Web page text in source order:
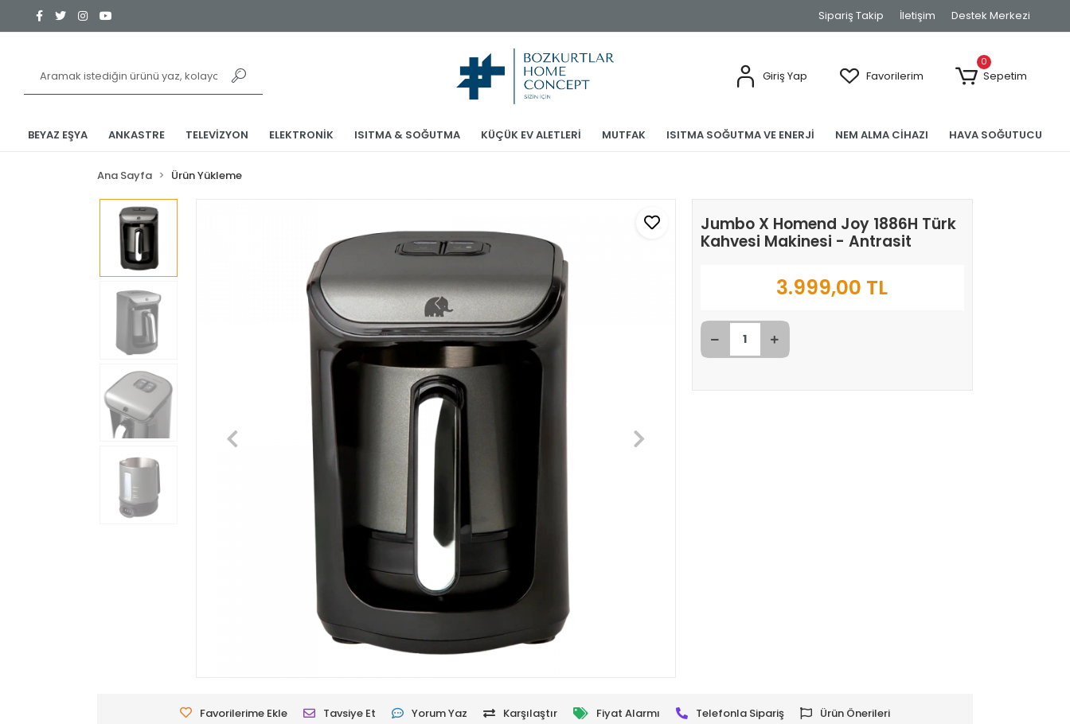
Sipariş Takip İletişim Destek Merkezi
Giriş Yap Favorilerim
0
Sepetim
BEYAZ EŞYA ANKASTRE TELEVİZYON ELEKTRONİK ISITMA & SOĞUTMA KÜÇÜK EV ALETLERİ MUTFAK ISITMA SOĞUTMA VE ENERJİ NEM ALMA CİHAZI HAVA SOĞUTUCU
Ana Sayfa Ürün Yükleme
Jumbo X Homend Joy 1886H Türk
Kahvesi Makinesi - Antrasit
3.999,00 TL
Favorilerime Ekle Tavsiye Et Yorum Yaz Karşılaştır Fiyat Alarmı Telefonla Sipariş Ürün Önerileri